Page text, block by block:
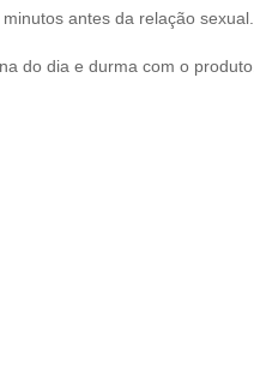
antes da relação sexual.
do dia e durma com o produto.